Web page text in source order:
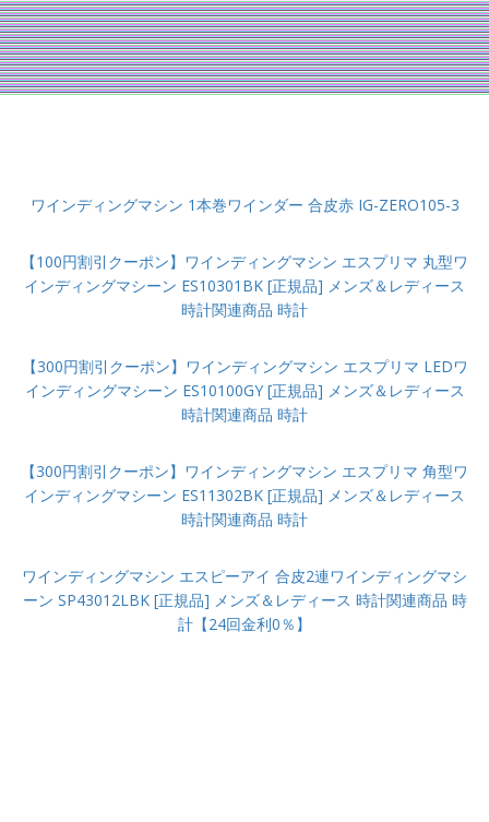
ワインディングマシン 1本巻ワインダー 合皮赤 IG-ZERO105-3
【100円割引クーポン】ワインディングマシン エスプリマ 丸型ワ
インディングマシーン ES10301BK [正規品] メンズ＆レディース
時計関連商品 時計
【300円割引クーポン】ワインディングマシン エスプリマ LEDワ
インディングマシーン ES10100GY [正規品] メンズ＆レディース
時計関連商品 時計
【300円割引クーポン】ワインディングマシン エスプリマ 角型ワ
インディングマシーン ES11302BK [正規品] メンズ＆レディース
時計関連商品 時計
ワインディングマシン エスピーアイ 合皮2連ワインディングマシ
ーン SP43012LBK [正規品] メンズ＆レディース 時計関連商品 時
計【24回金利0％】